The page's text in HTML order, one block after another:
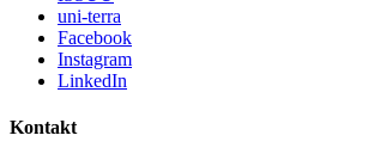
uni-terra
Facebook
Instagram
LinkedIn
Kontakt